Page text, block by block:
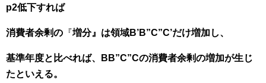
p2低下すれば
消費者余剰の 『増分』は領域B’B”C”C’だけ増加し、
基準年度と比べれば、BB”C”Cの消費者余剰の増加が生じ
たといえる。